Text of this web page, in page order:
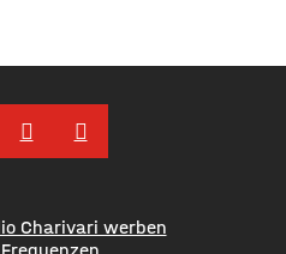
Charivari werben